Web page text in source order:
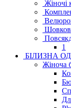
Жіночі
1
БІЛИЗНА
Жіноча